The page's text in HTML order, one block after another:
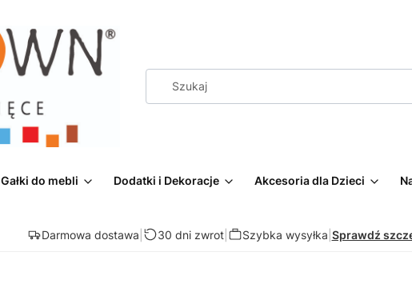
Gałki do mebli Dodatki i Dekoracje Akcesoria dla Dzieci
Darmowa dostawa 30 dni zwrot| Szybka wysyłka Sprawdź